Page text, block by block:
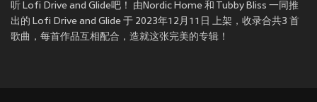
听 Lofi Drive and Glide吧！ 由Nordic Home 和 Tubby Bliss 一同推
出的 Lofi Drive and Glide 于 2023年12月11日 上架，收录合共3 首
歌曲，每首作品互相配合，造就这张完美的专辑！